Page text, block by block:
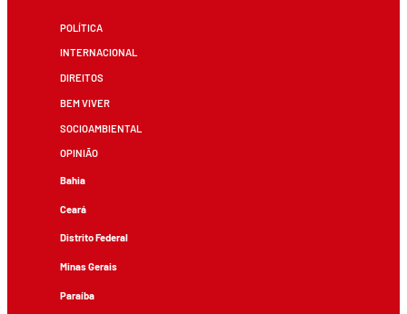
POLÍTICA
INTERNACIONAL
DIREITOS
BEM VIVER
SOCIOAMBIENTAL
OPINIÃO
Bahia
Ceará
Distrito Federal
Minas Gerais
Paraíba